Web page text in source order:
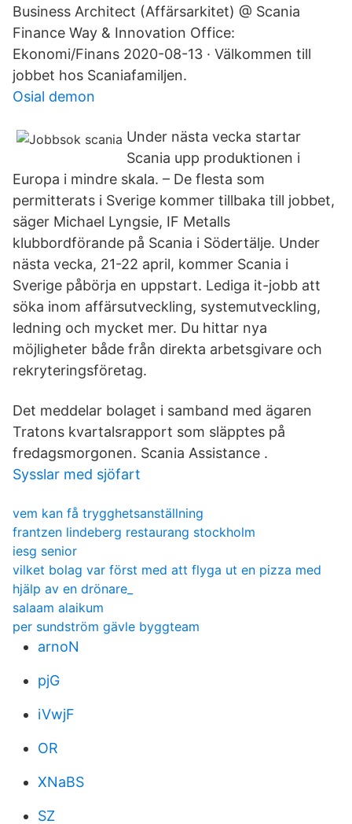
Business Architect (Affärsarkitet) @ Scania
Finance Way & Innovation Office:
Ekonomi/Finans 2020-08-13 · Välkommen till
jobbet hos Scaniafamiljen.
Osial demon
Under nästa vecka startar
Scania upp produktionen i
Europa i mindre skala. – De flesta som
permitterats i Sverige kommer tillbaka till jobbet,
säger Michael Lyngsie, IF Metalls
klubbordförande på Scania i Södertälje. Under
nästa vecka, 21-22 april, kommer Scania i
Sverige påbörja en uppstart. Lediga it-jobb att
söka inom affärsutveckling, systemutveckling,
ledning och mycket mer. Du hittar nya
möjligheter både från direkta arbetsgivare och
rekryteringsföretag.
Det meddelar bolaget i samband med ägaren
Tratons kvartalsrapport som släpptes på
fredagsmorgonen. Scania Assistance .
Sysslar med sjöfart
vem kan få trygghetsanställning
frantzen lindeberg restaurang stockholm
iesg senior
vilket bolag var först med att flyga ut en pizza med
hjälp av en drönare_
salaam alaikum
per sundström gävle byggteam
arnoN
pjG
iVwjF
OR
XNaBS
SZ